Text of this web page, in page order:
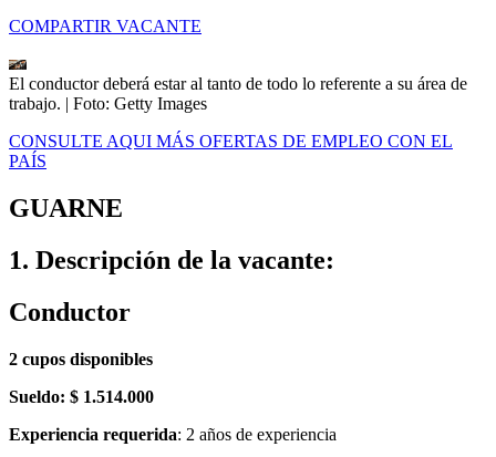
COMPARTIR VACANTE
El conductor deberá estar al tanto de todo lo referente a su área de
trabajo. | Foto: Getty Images
CONSULTE AQUI MÁS OFERTAS DE EMPLEO CON EL
PAÍS
GUARNE
1. Descripción de la vacante:
Conductor
2 cupos disponibles
Sueldo: $ 1.514.000
Experiencia requerida: 2 años de experiencia